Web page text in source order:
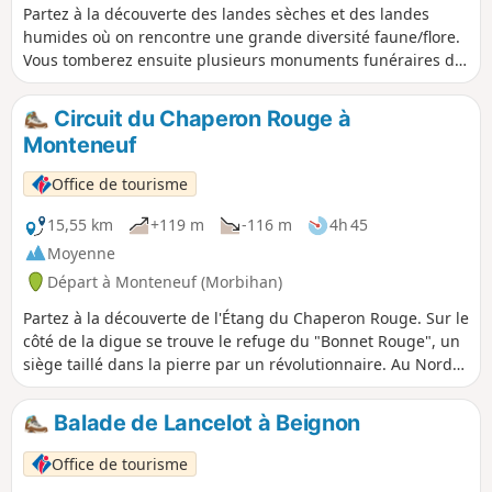
Partez à la découverte des landes sèches et des landes
humides où on rencontre une grande diversité faune/flore.
Vous tomberez ensuite plusieurs monuments funéraires du
néolithique (la Loge Morinais, l'Allée Couverte de Bordouès).
Un peu plus loin se trouve le site mégalithique des Pierres
droites, l'un des plus importants site archéologique de
Bretagne centrale. Il compte 420 menhirs, dont une
quarantaine redressés à leur emplacement d'origine.
Circuit du Chaperon Rouge à
Monteneuf
Office de tourisme
15,55 km
+119 m -116 m
4h 45
Moyenne
Départ à Monteneuf (Morbihan)
Partez à la découverte de l'Étang du Chaperon Rouge. Sur le
côté de la digue se trouve le refuge du "Bonnet Rouge", un
siège taillé dans la pierre par un révolutionnaire. Au Nord
de l'Étang de Quéhéon, vous aurez peut-être la chance de
voir des gentianes, de la drosera (fleur protégée) et au
moins trois variétés de bruyère. Enfin, à la Loge Morinais,
vous découvrirez la plus charmante des allées couvertes et
une grande diversité de faune et de flore.
Balade de Lancelot à Beignon
Office de tourisme